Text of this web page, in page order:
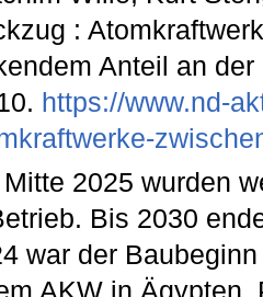
:
Anteil an
https://www.nd-
2025 wurden
Bis 2030
war der
AKW in